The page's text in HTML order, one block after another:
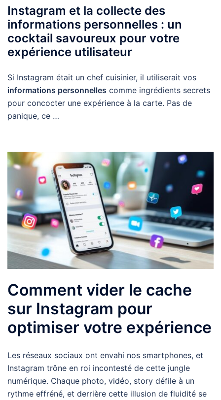
Instagram et la collecte des
informations personnelles : un
cocktail savoureux pour votre
expérience utilisateur
Si Instagram était un chef cuisinier, il utiliserait vos
informations personnelles comme ingrédients secrets
pour concocter une expérience à la carte. Pas de
panique, ce …
Comment vider le cache
sur Instagram pour
optimiser votre expérience
Les réseaux sociaux ont envahi nos smartphones, et
Instagram trône en roi incontesté de cette jungle
numérique. Chaque photo, vidéo, story défile à un
rythme effréné, et derrière cette illusion de fluidité se